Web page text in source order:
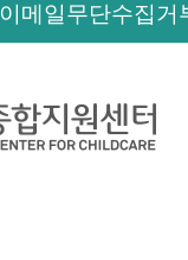
이메일무단수집거